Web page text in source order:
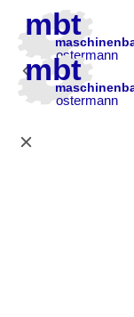
Zur Hauptnavigation
Zum Inhalt
Zur Fußzeile